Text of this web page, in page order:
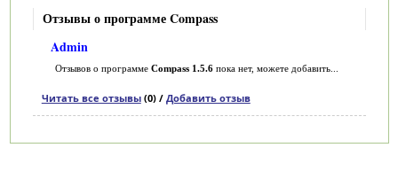
Отзывы о программе Compass
Admin
Отзывов о программе Compass 1.5.6пока нет, можете добавить...
Читать все отзывы(0) / Добавить отзыв